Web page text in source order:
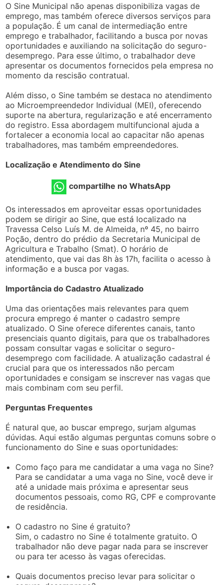
O Sine Municipal não apenas disponibiliza vagas de
emprego, mas também oferece diversos serviços para
a população. É um canal de intermediação entre
emprego e trabalhador, facilitando a busca por novas
oportunidades e auxiliando na solicitação do seguro-
desemprego. Para esse último, o trabalhador deve
apresentar os documentos fornecidos pela empresa no
momento da rescisão contratual.
Além disso, o Sine também se destaca no atendimento
ao Microempreendedor Individual (MEI), oferecendo
suporte na abertura, regularização e até encerramento
do registro. Essa abordagem multifuncional ajuda a
fortalecer a economia local ao capacitar não apenas
trabalhadores, mas também empreendedores.
Localização e Atendimento do Sine
compartilhe no WhatsApp
Os interessados em aproveitar essas oportunidades
podem se dirigir ao Sine, que está localizado na
Travessa Celso Luís M. de Almeida, nº 45, no bairro
Poção, dentro do prédio da Secretaria Municipal de
Agricultura e Trabalho (Smat). O horário de
atendimento, que vai das 8h às 17h, facilita o acesso à
informação e a busca por vagas.
Importância do Cadastro Atualizado
Uma das orientações mais relevantes para quem
procura emprego é manter o cadastro sempre
atualizado. O Sine oferece diferentes canais, tanto
presenciais quanto digitais, para que os trabalhadores
possam consultar vagas e solicitar o seguro-
desemprego com facilidade. A atualização cadastral é
crucial para que os interessados não percam
oportunidades e consigam se inscrever nas vagas que
mais combinam com seu perfil.
Perguntas Frequentes
É natural que, ao buscar emprego, surjam algumas
dúvidas. Aqui estão algumas perguntas comuns sobre o
funcionamento do Sine e suas oportunidades:
Como faço para me candidatar a uma vaga no Sine?
Para se candidatar a uma vaga no Sine, você deve ir
até a unidade mais próxima e apresentar seus
documentos pessoais, como RG, CPF e comprovante
de residência.
O cadastro no Sine é gratuito?
Sim, o cadastro no Sine é totalmente gratuito. O
trabalhador não deve pagar nada para se inscrever
ou para ter acesso às vagas oferecidas.
Quais documentos preciso levar para solicitar o